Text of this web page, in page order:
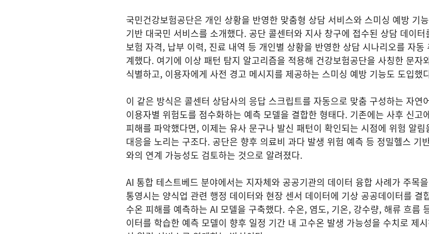
국민건강보험공단은 개인 상황을 반영한 맞춤형 상담 서비스와 스미싱 예방 기
기반 대국민 서비스를 소개했다. 공단 콜센터와 지사 창구에 접수된 상담 데이터
보험 자격, 납부 이력, 진료 내역 등 개인별 상황을 반영한 상담 시나리오를 자동
계했다. 여기에 이상 패턴 탐지 알고리즘을 적용해 건강보험공단을 사칭한 문자
식별하고, 이용자에게 사전 경고 메시지를 제공하는 스미싱 예방 기능도 도입했
이 같은 방식은 콜센터 상담사의 응답 스크립트를 자동으로 맞춤 구성하는 자연
이용자별 위험도를 점수화하는 예측 모델을 결합한 형태다. 기존에는 사후 신고
피해를 파악했다면, 이제는 유사 문구나 발신 패턴이 확인되는 시점에 위험 알림
대응을 노리는 구조다. 공단은 향후 의료비 과다 발생 위험 예측 등 정밀헬스 기
와의 연계 가능성도 검토하는 것으로 알려졌다.
AI 통합 테스트베드 분야에서는 지자체와 공공기관의 데이터 융합 사례가 주목
통영시는 양식업 관련 행정 데이터와 현장 센서 데이터에 기상 공공데이터를 결
수온 피해를 예측하는 AI 모델을 구축했다. 수온, 염도, 기온, 강수량, 해류 흐름
이터를 학습한 예측 모델이 향후 일정 기간 내 고수온 발생 가능성을 수치로 제